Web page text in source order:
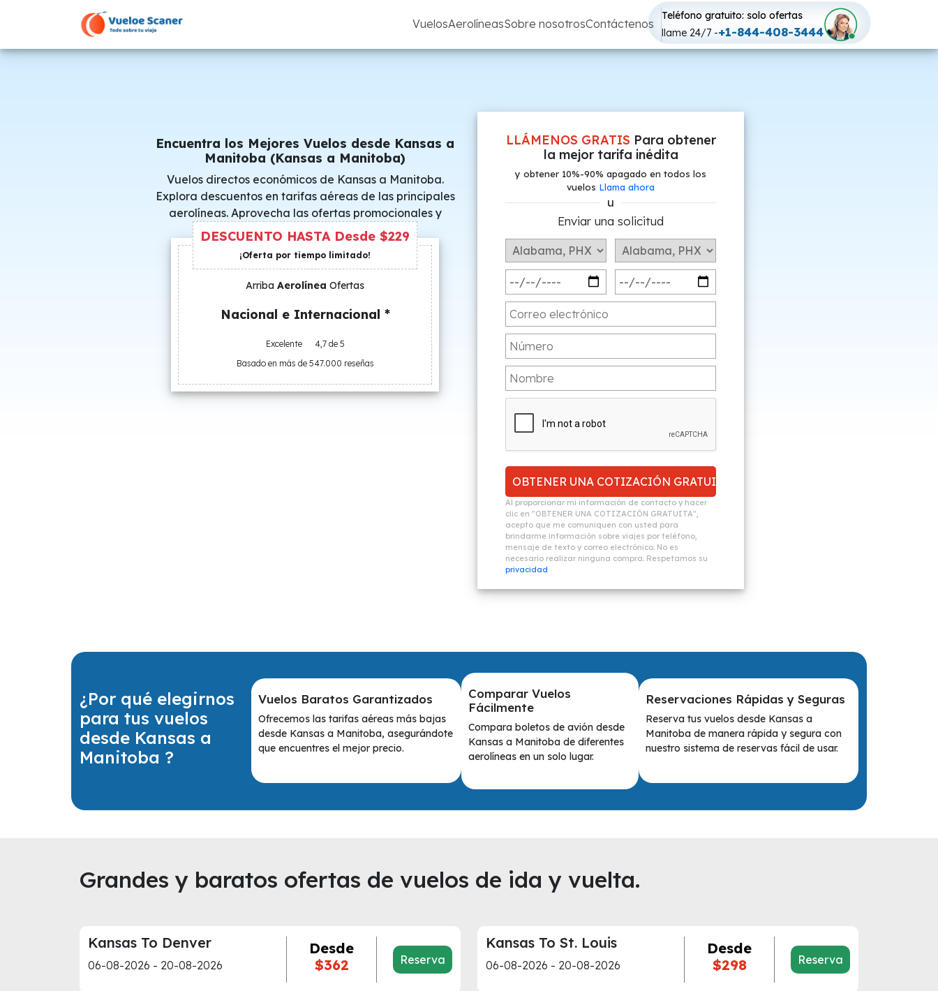
VuelosAerolíneasSobre nosotrosContáctenos
Teléfono gratuito: solo ofertas
llame 24/7 -+1-844-408-3444
Encuentra los Mejores Vuelos desde Kansas a
Manitoba (Kansas a Manitoba)
Vuelos directos económicos de Kansas a Manitoba.
Explora descuentos en tarifas aéreas de las principales
aerolíneas. Aprovecha las ofertas promocionales y
consigue precios especiales.
DESCUENTO HASTA Desde $229
¡Oferta por tiempo limitado!
Arriba Aerolínea Ofertas
Nacional e Internacional *
Excelente
4,7 de 5
Basado en más de 547.000 reseñas
LLÁMENOS GRATIS Para obtener
la mejor tarifa inédita
y obtener 10%-90% apagado en todos los
vuelos Llama ahora
u
Enviar una solicitud
Al proporcionar mi información de contacto y hacer
clic en "OBTENER UNA COTIZACIÓN GRATUITA",
acepto que me comuniquen con usted para
brindarme información sobre viajes por teléfono,
mensaje de texto y correo electrónico. No es
necesario realizar ninguna compra. Respetamos su
privacidad
¿Por qué elegirnos
para tus vuelos
desde Kansas a
Manitoba ?
Vuelos Baratos Garantizados
Ofrecemos las tarifas aéreas más bajas
desde Kansas a Manitoba, asegurándote
que encuentres el mejor precio.
Comparar Vuelos
Fácilmente
Compara boletos de avión desde
Kansas a Manitoba de diferentes
aerolíneas en un solo lugar.
Reservaciones Rápidas y Seguras
Reserva tus vuelos desde Kansas a
Manitoba de manera rápida y segura con
nuestro sistema de reservas fácil de usar.
Grandes y baratos ofertas de vuelos de ida y vuelta.
Kansas To Denver
06-08-2026 - 20-08-2026
Desde
$362
Reserva
Kansas To St. Louis
06-08-2026 - 20-08-2026
Desde
$298
Reserva